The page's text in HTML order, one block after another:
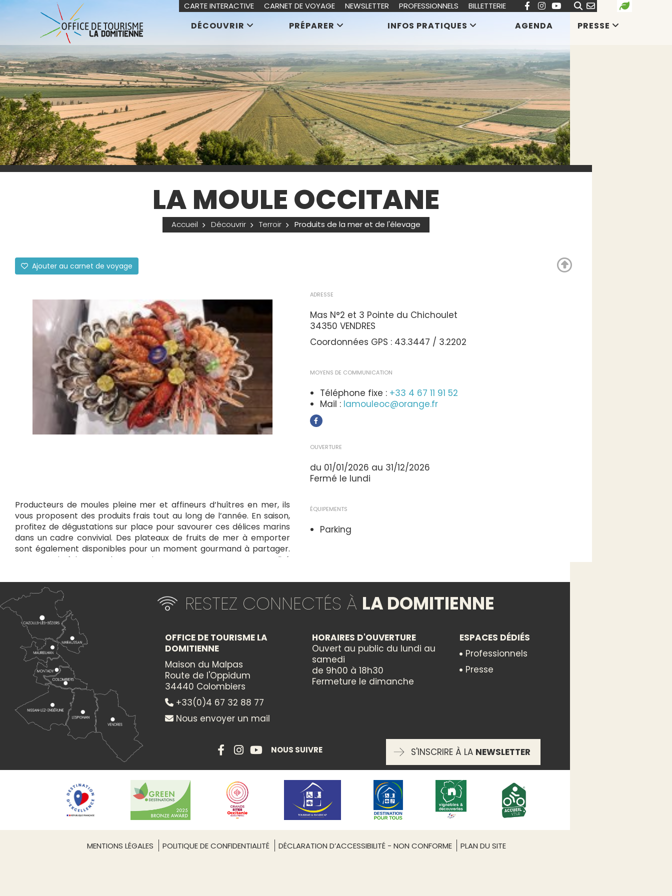
LA MOULE OCCITANE
Accueil Découvrir Terroir Produits de la mer et de l'élevage
Ajouter au carnet de voyage
Producteurs de moules pleine mer et affineurs d’huîtres en mer, ils
vous proposent des produits frais tout au long de l’année. En saison,
profitez de dégustations sur place pour savourer ces délices marins
dans un cadre convivial. Des plateaux de fruits de mer à emporter
sont également disponibles pour un moment gourmand à partager.
Leur savoir-faire et leur passion vous assurent une qualité
incontournable pour les amoureux de fruits de mer et de saveurs
marines.
Itinéraire vers
LA MOULE OCCITANE
−
Leaflet| ©
ADRESSE
Mas N°2 et 3 Pointe du Chichoulet
34350 VENDRES
Coordonnées GPS : 43.3447 / 3.2202
MOYENS DE COMMUNICATION
Téléphone fixe : +33 4 67 11 91 52
Mail : lamouleoc@orange.fr
OUVERTURE
du 01/01/2026 au 31/12/2026
Fermé le lundi
ÉQUIPEMENTS
Parking
Dégustation
GROUPES
Réception groupes : non
PRODUITS
Coquillages
DÉCOUVRIR PRÉPARER INFOS PRATIQUES AGENDA PRESSE
CARTE INTERACTIVE CARNET DE VOYAGE NEWSLETTER PROFESSIONNELS BILLETTERIE
RESTEZ CONNECTÉS À LA DOMITIENNE
OFFICE DE TOURISME LA
DOMITIENNE
Maison du Malpas
Route de l'Oppidum
34440 Colombiers
+33(0)4 67 32 88 77
Nous envoyer un mail
HORAIRES D'OUVERTURE
Ouvert au public du lundi au
samedi
de 9h00 à 18h30
Fermeture le dimanche
ESPACES DÉDIÉS
Professionnels
Presse
NOUS SUIVRE S'INSCRIRE À LA NEWSLETTER
MENTIONS LÉGALES POLITIQUE DE CONFIDENTIALITÉ DÉCLARATION D’ACCESSIBILITÉ - NON CONFORME PLAN DU SITE